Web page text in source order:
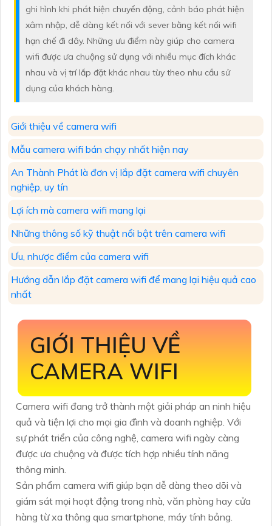
ghi hình khi phát hiện chuyển động, cảnh báo phát hiện
xâm nhập, dễ dàng kết nối với sever bằng kết nối wifi
hạn chế đi dây. Những ưu điểm này giúp cho camera
wifi được ưa chuộng sử dụng với nhiều mục đích khác
nhau và vị trí lắp đặt khác nhau tùy theo nhu cầu sử
dụng của khách hàng.
Giới thiệu về camera wifi
Mẫu camera wifi bán chạy nhất hiện nay
An Thành Phát là đơn vị lắp đặt camera wifi chuyên
nghiệp, uy tín
Lợi ích mà camera wifi mang lại
Những thông số kỹ thuật nổi bật trên camera wifi
Ưu, nhược điểm của camera wifi
Hướng dẫn lắp đặt camera wifi để mang lại hiệu quả cao
nhất
GIỚI THIỆU VỀ
CAMERA WIFI
Camera wifi đang trở thành một giải pháp an ninh hiệu
quả và tiện lợi cho mọi gia đình và doanh nghiệp. Với
sự phát triển của công nghệ, camera wifi ngày càng
được ưa chuộng và được tích hợp nhiều tính năng
thông minh.
Sản phẩm camera wifi giúp bạn dễ dàng theo dõi và
giám sát mọi hoạt động trong nhà, văn phòng hay cửa
hàng từ xa thông qua smartphone, máy tính bảng.